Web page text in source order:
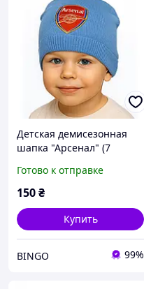
Детская демисезонная
шапка "Арсенал" (7
Готово к отправке
150₴
Купить
BINGO 99%